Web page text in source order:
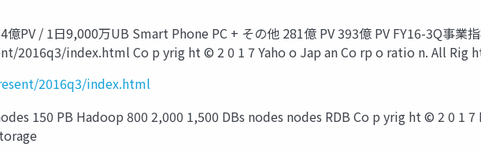
PV / 1日9,000万UB Smart Phone PC + その他 281億 PV 393億 PV FY16-3Q事業
index.html Co p yrig ht © 2 0 1 7 Yaho o Jap an Co rp o ratio n. All Rig
2016q3/index.html
150 PB Hadoop 800 2,000 1,500 DBs nodes nodes RDB Co p yrig ht © 2 0 1 7